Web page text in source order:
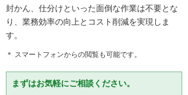
封かん、仕分けといった面倒な作業は不要とな
り、業務効率の向上とコスト削減を実現しま
す。
＊ スマートフォンからの閲覧も可能です。
まずはお気軽にご相談ください。